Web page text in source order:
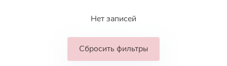
Нет записей
Сбросить фильтры